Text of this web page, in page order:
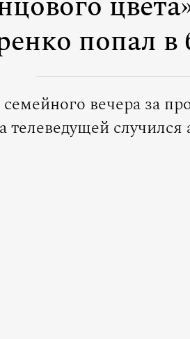
попал в
вечера за
телеведущей случился